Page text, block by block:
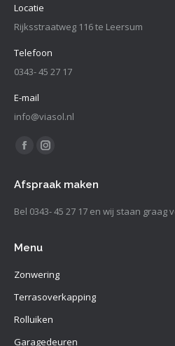
Locatie
Rijksstraatweg 116 te Leersum
Telefoon
0343- 45 27 17
E-mail
info@viasol.nl
Vind ons op:
Facebook
opens
in
window
Instagram
opens
in
Afspraak maken
Bel 0343- 45 27 17 en wij staan graag
Menu
Zonwering
Terrasoverkapping
Rolluiken
Garagedeuren